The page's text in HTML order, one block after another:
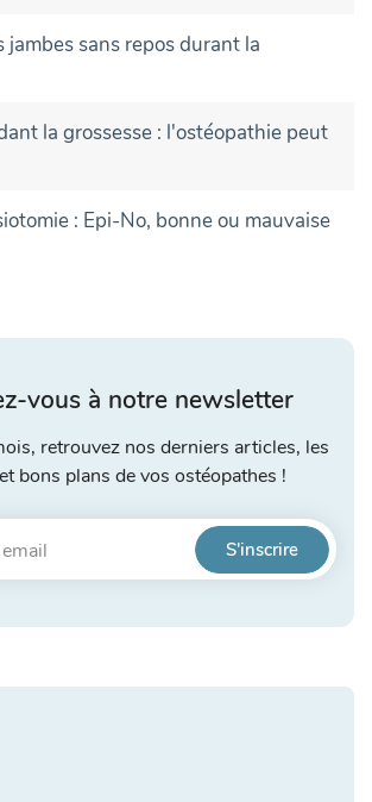
jambes sans repos durant la
la grossesse : l'ostéopathie peut
: Epi-No, bonne ou mauvaise
vous à notre newsletter
retrouvez nos derniers articles, les
bons plans de vos ostéopathes !